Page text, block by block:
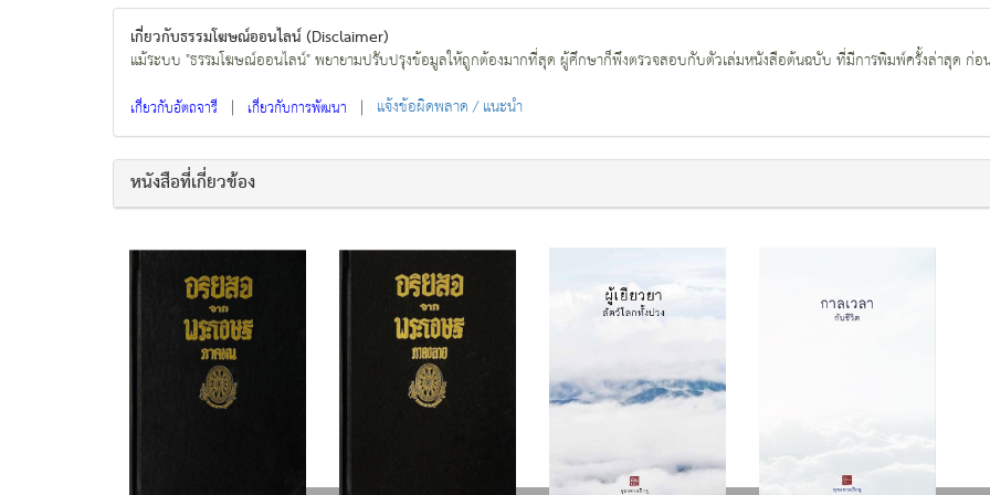
เกี่ยวกับธรรมโฆษณ์ออนไลน์ (Disclaimer)
แม้ระบบ "ธรรมโฆษณ์ออนไลน์" พยายามปรับปรุงข้อมูลให้ถูกต้องมากที่สุด ผู้ศึกษาก็พึงตรวจสอบกับตัวเล่มหนังสือต้นฉบับ ที่มีการพิมพ์ครั้งล่าสุด ก่อน
เกี่ยวกับอัตถจารี | เกี่ยวกับการพัฒนา | แจ้งข้อผิดพลาด / แนะนำ
หนังสือที่เกี่ยวข้อง